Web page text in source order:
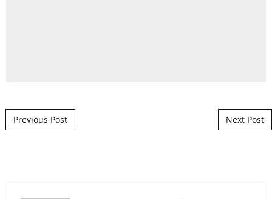
Post navigation
Previous Post Next Post